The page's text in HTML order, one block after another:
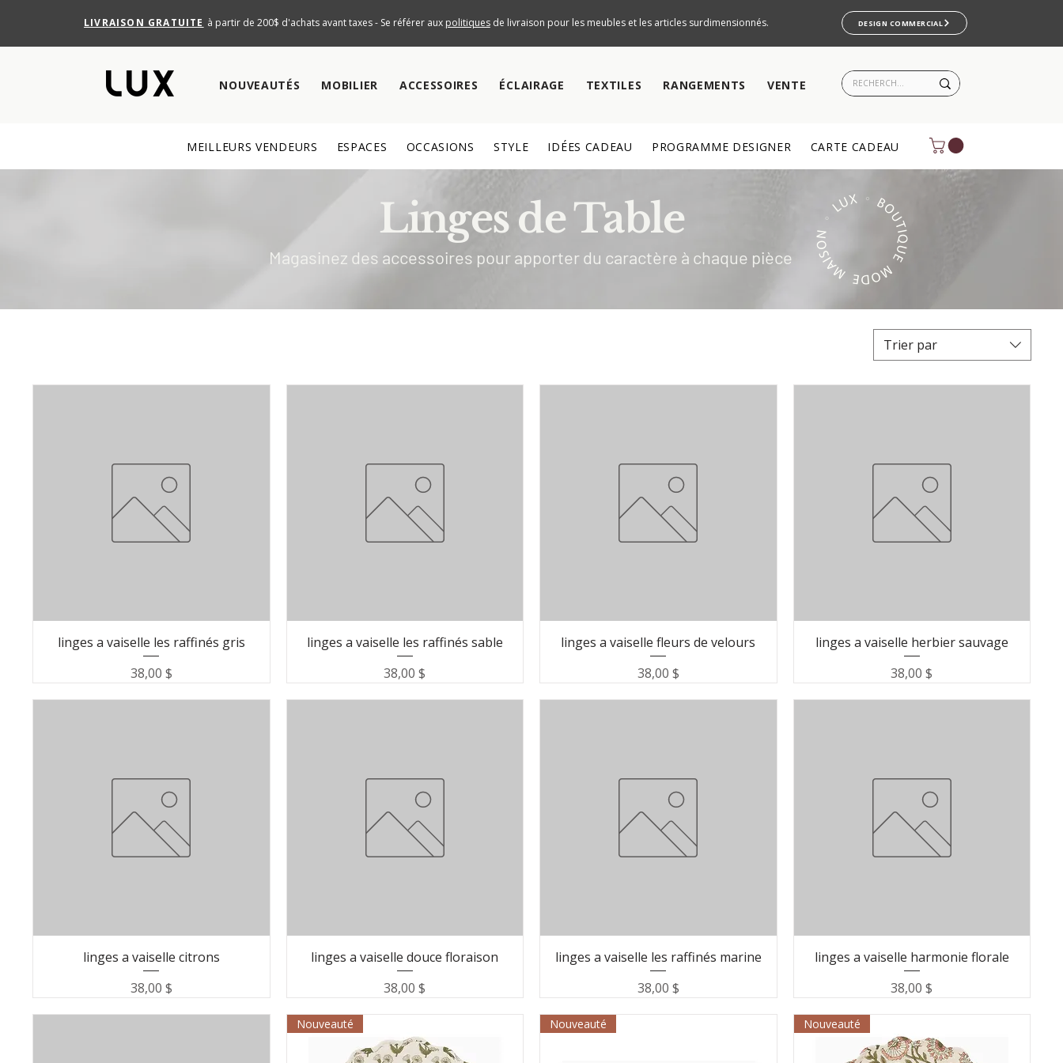
LIVRAISON GRATUITE à partir de 200$ d'achats avant taxes - Se référer aux politiquesde livraison pour les meubles et les articles surdimensionnés. DESIGN COMMERCIAL
NOUVEAUTÉS MOBILIER ACCESSOIRES ÉCLAIRAGE TEXTILES RANGEMENTS VENTE
MEILLEURS VENDEURS ESPACES OCCASIONS STYLE IDÉES CADEAU PROGRAMME DESIGNER CARTE CADEAU
Linges de Table
Magasinez des accessoires pour apporter du caractère à chaque pièce
Trier par
linges a vaiselle les raffinés gris
Prix
38,00 $
linges a vaiselle les raffinés sable
Prix
38,00 $
linges a vaiselle fleurs de velours
Prix
38,00 $
linges a vaiselle herbier sauvage
Prix
38,00 $
linges a vaiselle citrons
Prix
38,00 $
linges a vaiselle douce floraison
Prix
38,00 $
linges a vaiselle les raffinés marine
Prix
38,00 $
linges a vaiselle harmonie florale
Prix
38,00 $
Nouveauté Nouveauté Nouveauté